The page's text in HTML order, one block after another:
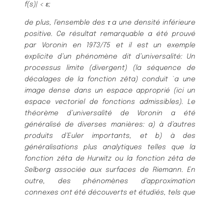
f(s)| < ε;
de plus, l’ensemble des τ a une densité inférieure
positive. Ce résultat remarquable a été prouvé
par Voronin en 1973/75 et il est un exemple
explicite d’un phénomène dit d’universalité: Un
processus limite (divergent) (la séquence de
décalages de la fonction zêta) conduit `a une
image dense dans un espace approprié (ici un
espace vectoriel de fonctions admissibles). Le
théorème d’universalité de Voronin a été
généralisé de diverses manières: a) à d’autres
produits d’Euler importants, et b) à des
généralisations plus analytiques telles que la
fonction zêta de Hurwitz ou la fonction zêta de
Selberg associée aux surfaces de Riemann. En
outre, des phénomènes d’approximation
connexes ont été découverts et étudiés, tels que